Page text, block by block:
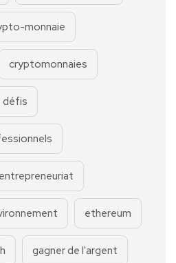
monnaie
cryptomonnaies
défis
entrepreneuriat
ethereum
gagner de l'argent